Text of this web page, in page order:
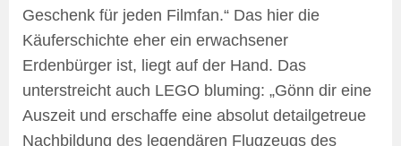
Geschenk für jeden Filmfan.“ Das hier die
Käuferschichte eher ein erwachsener
Erdenbürger ist, liegt auf der Hand. Das
unterstreicht auch LEGO bluming: „Gönn dir eine
Auszeit und erschaffe eine absolut detailgetreue
Nachbildung des legendären Flugzeugs des